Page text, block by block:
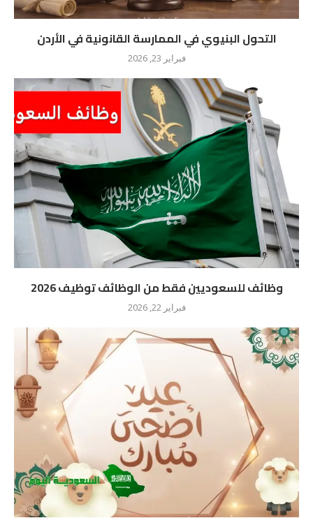
التحول البنيوي في الممارسة القانونية في الأردن
فبراير 23, 2026
وظائف للسعوديين فقط من الوظائف توظيف 2026
فبراير 22, 2026